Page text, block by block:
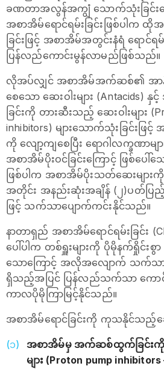
ခဏတာအလွန်အကျွံ သောက်သုံးခြင်း
အစာအိမ်ရောင်ရမ်းခြင်းဖြစ်ပါက ထိုအ
ခြင်းဖြင့် အစာအိမ်အတွင်းနံရံ ရောင်ရမ်း
ပြန်လည်ကောင်းမွန်လာမည်ဖြစ်သည်။
လိုအပ်လျှင် အစာအိမ်အက်ဆစ်၏ အာ
စေသော ဆေးဝါးများ
ခြင်းကို တားဆီးသည့် ဆေးဝါးများ
inhibitors) များသောက်သုံးခြင်းဖြင့်
ကို လျော့ကျစေပြီး ရောဂါလက္ခဏာ
အစာအိမ်ပိုးဝင်ခြင်းကြောင့် ဖြစ်ပေါ်
ဖြစ်ပါက အစာအိမ်ပိုးသတ်ဆေးမျာ
အတိုင်း အနည်းဆုံးအချိန် (၂)ပတ်ပြ
ဖြင့် သက်သာပျောက်ကင်းနိုင်သည်။
နာတာရှည် အစာအိမ်ရောင်ရမ်းခြင်း
ပေါ်ပါက တစ်ရှူးများကို ပိုမိုနက်ရှိုင်း
သောကြောင့် အလိုအလျောက် သက်သာပ
ရှိသည့်အပြင် ပြန်လည်သက်သာ ကောင်
ကာလပိုမိုကြာမြင့်နိုင်သည်။
အ‌စာအိမ်ရောင်ခြင်းကို ကုသနိုင်သည့်ဆေး
အစာအိမ်မှ အက်ဆစ်ထွက်ခြင်းကို
များ (Proton pump inhibitors